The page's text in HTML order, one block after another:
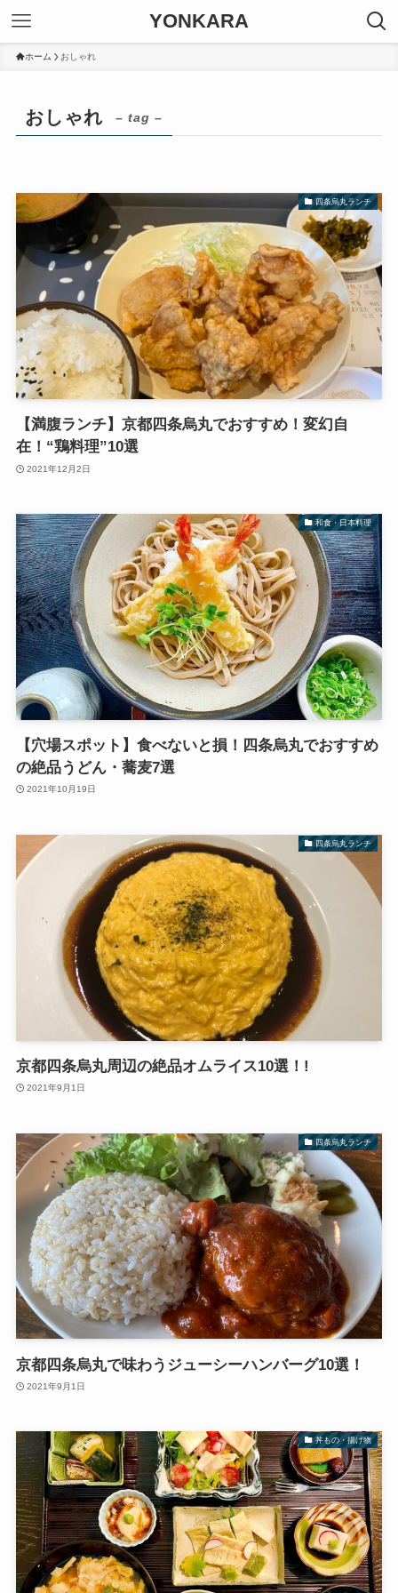
YONKARA
ホーム おしゃれ
おしゃれ – tag –
四条烏丸ランチ
【満腹ランチ】京都四条烏丸でおすすめ！変幻自
在！“鶏料理”10選
2021年12月2日
和食・日本料理
【穴場スポット】食べないと損！四条烏丸でおすすめ
の絶品うどん・蕎麦7選
2021年10月19日
四条烏丸ランチ
京都四条烏丸周辺の絶品オムライス10選！!
2021年9月1日
四条烏丸ランチ
京都四条烏丸で味わうジューシーハンバーグ10選！
2021年9月1日
丼もの・揚げ物